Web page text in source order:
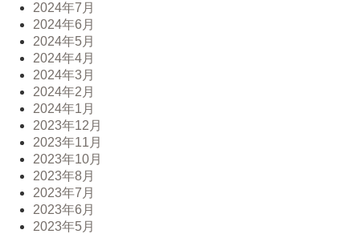
2024年7月
2024年6月
2024年5月
2024年4月
2024年3月
2024年2月
2024年1月
2023年12月
2023年11月
2023年10月
2023年8月
2023年7月
2023年6月
2023年5月